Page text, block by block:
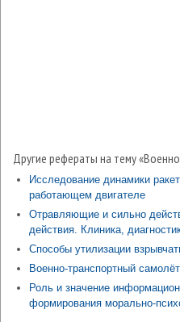
Другие рефераты на тему
Исследование динамики
работающем двигателе
Отравляющие и сильно
действия. Клиника,
Способы утилизации
Военно-транспортный
Роль и значение
формирования морально-